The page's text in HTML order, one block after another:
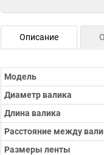
Описание
Модель
Диаметр валика
Длина валика
Расстояние между
Размеры ленты